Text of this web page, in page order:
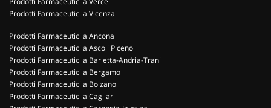
Prodotti Farmaceutici a Vicenza
Prodotti Farmaceutici a Ancona
Prodotti Farmaceutici a Ascoli Piceno
Prodotti Farmaceutici a Barletta-Andria-Trani
Prodotti Farmaceutici a Bergamo
Prodotti Farmaceutici a Bolzano
Prodotti Farmaceutici a Cagliari